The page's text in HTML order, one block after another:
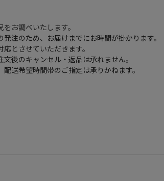
お調べいたします。
注のため、お届けまでにお時間が掛かります
とさせていただきます。
後のキャンセル・返品は承れません。
送希望時間帯のご指定は承りかねます。